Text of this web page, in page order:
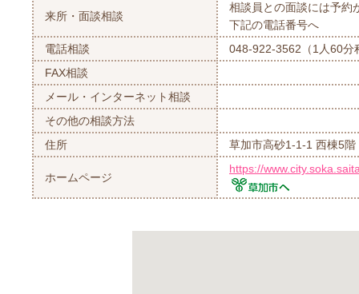
来所・面談相談
相談員との面談には予約
下記の電話番号へ
電話相談
048-922-3562（1人60分
FAX相談
メール・インターネット相談
その他の相談方法
住所
草加市高砂1-1-1 西棟5階
ホームページ
https://